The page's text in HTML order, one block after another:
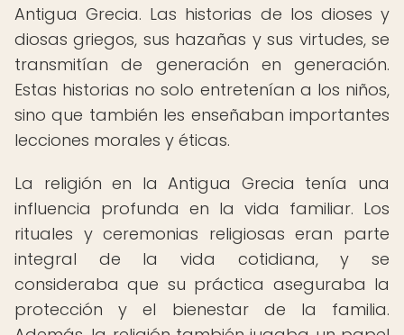
Antigua Grecia. Las historias de los dioses y
diosas griegos, sus hazañas y sus virtudes, se
transmitían de generación en generación.
Estas historias no solo entretenían a los niños,
sino que también les enseñaban importantes
lecciones morales y éticas.
La religión en la Antigua Grecia tenía una
influencia profunda en la vida familiar. Los
rituales y ceremonias religiosas eran parte
integral de la vida cotidiana, y se
consideraba que su práctica aseguraba la
protección y el bienestar de la familia.